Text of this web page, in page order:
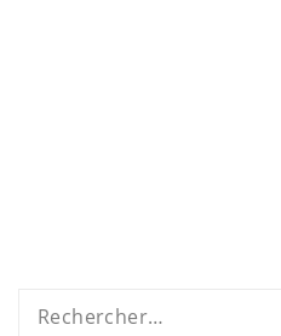
Rechercher :